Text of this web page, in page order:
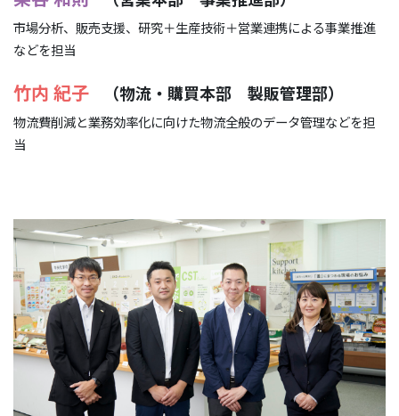
市場分析、販売支援、研究＋生産技術＋営業連携による事業推進
などを担当
竹内 紀子 （物流・購買本部 製販管理部）
物流費削減と業務効率化に向けた物流全般のデータ管理などを担
当